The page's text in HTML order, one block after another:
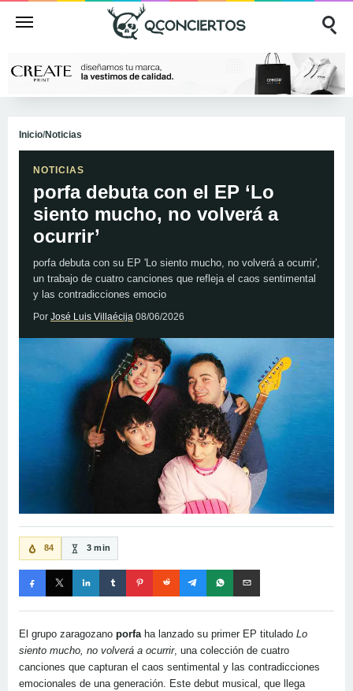
Inicio/Noticias
NOTICIAS
porfa debuta con el EP ‘Lo
siento mucho, no volverá a
ocurrir’
porfa debuta con su EP 'Lo siento mucho, no volverá a ocurrir',
un trabajo de cuatro canciones que refleja el caos sentimental
y las contradicciones emocio
Por José Luis Villaécija 08/06/2026
84 3 min
El grupo zaragozano porfa ha lanzado su primer EP titulado Lo
siento mucho, no volverá a ocurrir, una colección de cuatro
canciones que capturan el caos sentimental y las contradicciones
emocionales de una generación. Este debut musical, que llega